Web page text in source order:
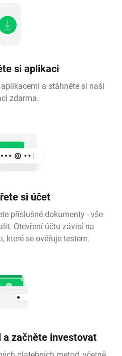
si aplikaci
a stáhněte si naši
zdarma.
si účet
příslušné dokumenty - vše
Otevření účtu závisí na
které se ověřuje testem.
začněte investovat